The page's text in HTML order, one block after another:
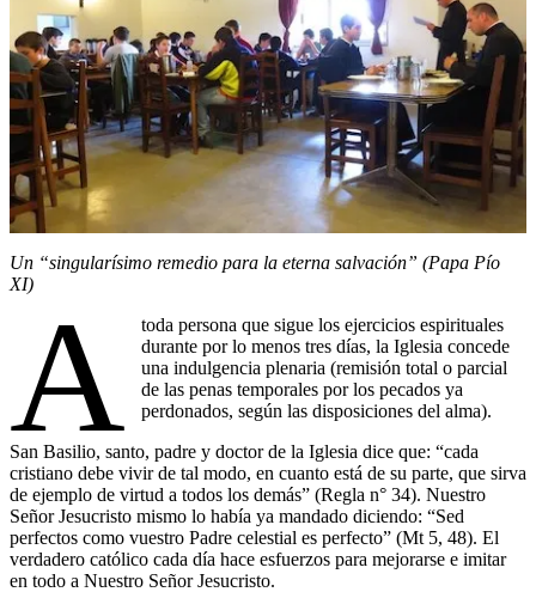
Un “singularísimo remedio para la eterna salvación” (Papa Pío
XI)
A
toda persona que sigue los ejercicios espirituales
durante por lo menos tres días, la Iglesia concede
una indulgencia plenaria (remisión total o parcial
de las penas temporales por los pecados ya
perdonados, según las disposiciones del alma).
San Basilio, santo, padre y doctor de la Iglesia dice que: “cada
cristiano debe vivir de tal modo, en cuanto está de su parte, que sirva
de ejemplo de virtud a todos los demás” (Regla n° 34). Nuestro
Señor Jesucristo mismo lo había ya mandado diciendo: “Sed
perfectos como vuestro Padre celestial es perfecto” (Mt 5, 48). El
verdadero católico cada día hace esfuerzos para mejorarse e imitar
en todo a Nuestro Señor Jesucristo.